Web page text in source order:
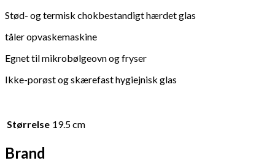
Stød- og termisk chokbestandigt hærdet glas
tåler opvaskemaskine
Egnet til mikrobølgeovn og fryser
Ikke-porøst og skærefast hygiejnisk glas
Størrelse 19.5 cm
Brand